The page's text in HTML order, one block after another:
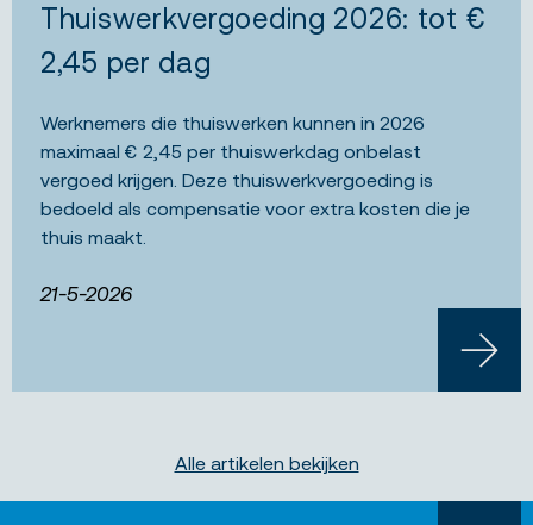
Thuiswerkvergoeding 2026: tot €
2,45 per dag
Werknemers die thuiswerken kunnen in 2026
maximaal € 2,45 per thuiswerkdag onbelast
vergoed krijgen. Deze thuiswerkvergoeding is
bedoeld als compensatie voor extra kosten die je
thuis maakt.
21-5-2026
LEES
Alle artikelen bekijken